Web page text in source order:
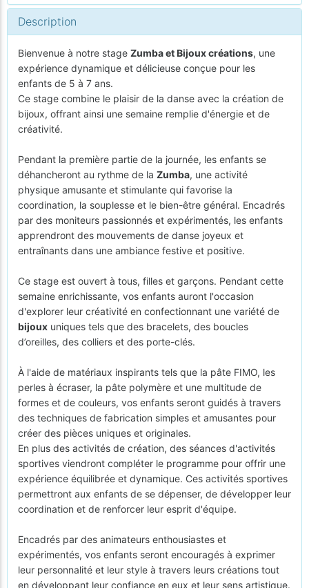
Description
Bienvenue à notre stage Zumba et Bijoux créations, une
expérience dynamique et délicieuse conçue pour les
enfants de 5 à 7 ans.
Ce stage combine le plaisir de la danse avec la création de
bijoux, offrant ainsi une semaine remplie d'énergie et de
créativité.
Pendant la première partie de la journée, les enfants se
déhancheront au rythme de la Zumba, une activité
physique amusante et stimulante qui favorise la
coordination, la souplesse et le bien-être général. Encadrés
par des moniteurs passionnés et expérimentés, les enfants
apprendront des mouvements de danse joyeux et
entraînants dans une ambiance festive et positive.
Ce stage est ouvert à tous, filles et garçons. Pendant cette
semaine enrichissante, vos enfants auront l'occasion
d'explorer leur créativité en confectionnant une variété de
bijoux uniques tels que des bracelets, des boucles
d’oreilles, des colliers et des porte-clés.
À l'aide de matériaux inspirants tels que la pâte FIMO, les
perles à écraser, la pâte polymère et une multitude de
formes et de couleurs, vos enfants seront guidés à travers
des techniques de fabrication simples et amusantes pour
créer des pièces uniques et originales.
En plus des activités de création, des séances d'activités
sportives viendront compléter le programme pour offrir une
expérience équilibrée et dynamique. Ces activités sportives
permettront aux enfants de se dépenser, de développer leur
coordination et de renforcer leur esprit d'équipe.
Encadrés par des animateurs enthousiastes et
expérimentés, vos enfants seront encouragés à exprimer
leur personnalité et leur style à travers leurs créations tout
en développant leur confiance en eux et leur sens artistique.